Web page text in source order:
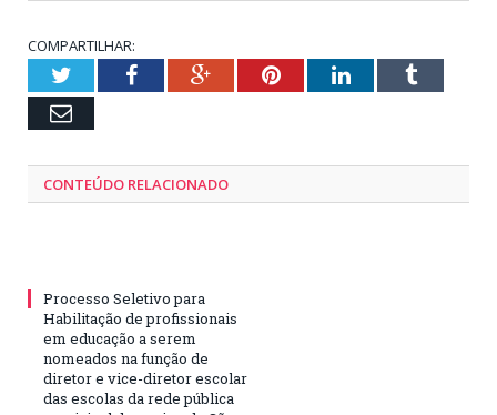
COMPARTILHAR:
TwitterFacebookGoogle+PinterestLinkedInTumblr
Email
CONTEÚDO RELACIONADO
Processo Seletivo para
Habilitação de profissionais
em educação a serem
nomeados na função de
diretor e vice-diretor escolar
das escolas da rede pública